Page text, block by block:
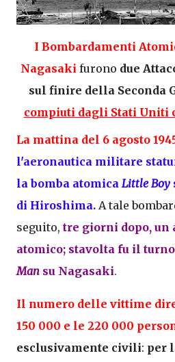
I Bombardamenti
Nagasaki furono due
sul finire della Seconda
compiuti dagli Stati Uniti
La mattina del 6 agosto
l'aeronautica militare
la bomba atomica Little Boy
di Hiroshima. A tale
seguito, tre giorni dopo, un
atomico; stavolta fu il
Man su Nagasaki.
Il numero delle vittime
150 000 e le 220 000
esclusivamente civili: per